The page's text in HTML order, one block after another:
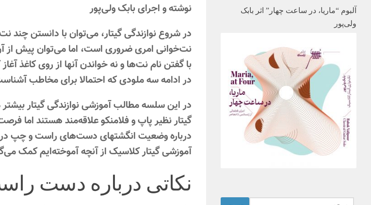
نوشته و اجرای بابک ولی‌پور
در شروع نوازندگی گیتار، می‌توان با دانستن
نت‌خوانی امری ضروری است، اما می‌توان پیش از
با گفتن نام نت‌ها و نه خواندن آنها از روی کاغذ
در ادامه سه ملودی که احتمالا برای مخاطب
در این سلسه مطالب آموزشی نوازندگی گیتار بیشتر
گیتار نظیر پاپ و فلامنکو علاقه‌مند هستند اما
درباره وضعیت انگشتهای دست‌های راست و چپ در
آموزشی گیتار کلاسیک از آنچه آموخته‌ایم کمک
نکاتی درباره دست
آلبوم “ماریا، در ساعت چهار” اثر بابک
ولی‌پور